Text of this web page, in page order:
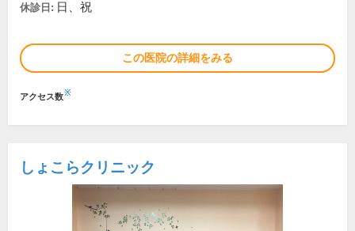
休診日: 日、祝
この医院の詳細をみる
アクセス数※
しょこらクリニック